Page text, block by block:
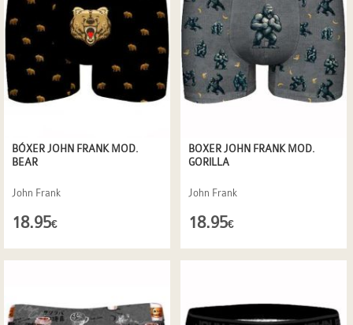
BÓXER JOHN FRANK MOD.
BEAR
John Frank
18.95€
BOXER JOHN FRANK MOD.
GORILLA
John Frank
18.95€